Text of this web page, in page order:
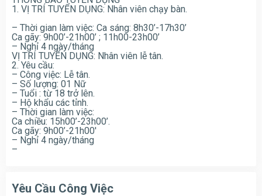
1. VỊ TRÍ TUYỂN DỤNG: Nhân viên chạy bàn.
– Thời gian làm việc: Ca sáng: 8h30’-17h30’
Ca gãy: 9h00’-21h00’ ; 11h00-23h00’
– Nghỉ 4 ngày/tháng
VỊ TRÍ TUYỂN DỤNG: Nhân viên lễ tân.
2. Yêu cầu:
– Công việc: Lễ tân.
– Số lượng: 01 Nữ
– Tuổi : từ 18 trở lên.
– Hộ khẩu các tỉnh.
– Thời gian làm việc:
Ca chiều: 15h00’-23h00’.
Ca gãy: 9h00’-21h00′
– Nghỉ 4 ngày/tháng
–
Yêu Cầu Công Việc